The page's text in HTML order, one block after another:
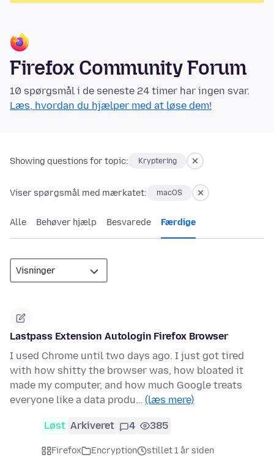
Firefox Community Forum
10 spørgsmål i de seneste 24 timer har ingen svar.
Læs, hvordan du hjælper med at løse dem!
Showing questions for topic: Kryptering
Viser spørgsmål med mærkatet: macOS
Alle Behøver hjælp Besvarede Færdige
Lastpass Extension Autologin Firefox Browser
I used Chrome until two days ago. I just got tired
with how shitty the browser was, how bloated it
made my computer, and how much Google treats
everyone like a data produ… (læs mere)
Løst Arkiveret 4 385
Firefox Encryption
stillet 1 år siden